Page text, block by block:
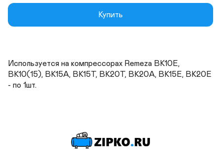
Купить
Используется на компрессорах Remeza ВК10Е,
ВК10(15), ВК15А, ВК15Т, ВК20Т, ВК20А, ВК15Е, ВК20Е
- по 1шт.